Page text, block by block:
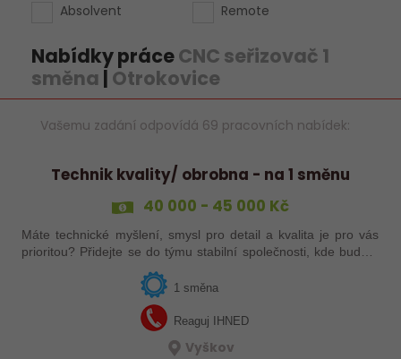
Absolvent
Remote
Nabídky práceCNC seřizovač 1
směna | Otrokovice
Vašemu zadání odpovídá 69 pracovních nabídek:
Technik kvality/ obrobna - na 1 směnu
40 000 - 45 000 Kč
Máte technické myšlení, smysl pro detail a kvalita je pro vás
prioritou? Přidejte se do týmu stabilní společnosti, kde budete
mít možnost podílet se na zajištění kvality výroby a
1 směna
Reaguj IHNED
Vyškov